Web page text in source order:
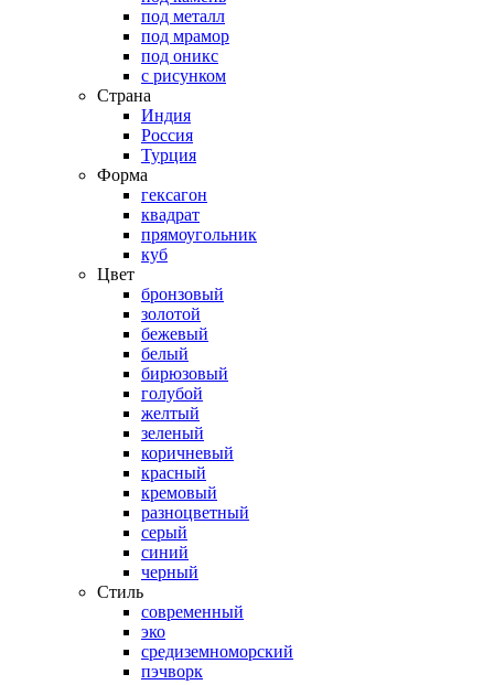
под металл
под мрамор
под оникс
с рисунком
Страна
Индия
Россия
Турция
Форма
гексагон
квадрат
прямоугольник
куб
Цвет
бронзовый
золотой
бежевый
белый
бирюзовый
голубой
желтый
зеленый
коричневый
красный
кремовый
разноцветный
серый
синий
черный
Стиль
современный
эко
средиземноморский
пэчворк